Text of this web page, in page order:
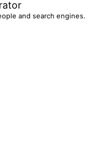
and search engines.